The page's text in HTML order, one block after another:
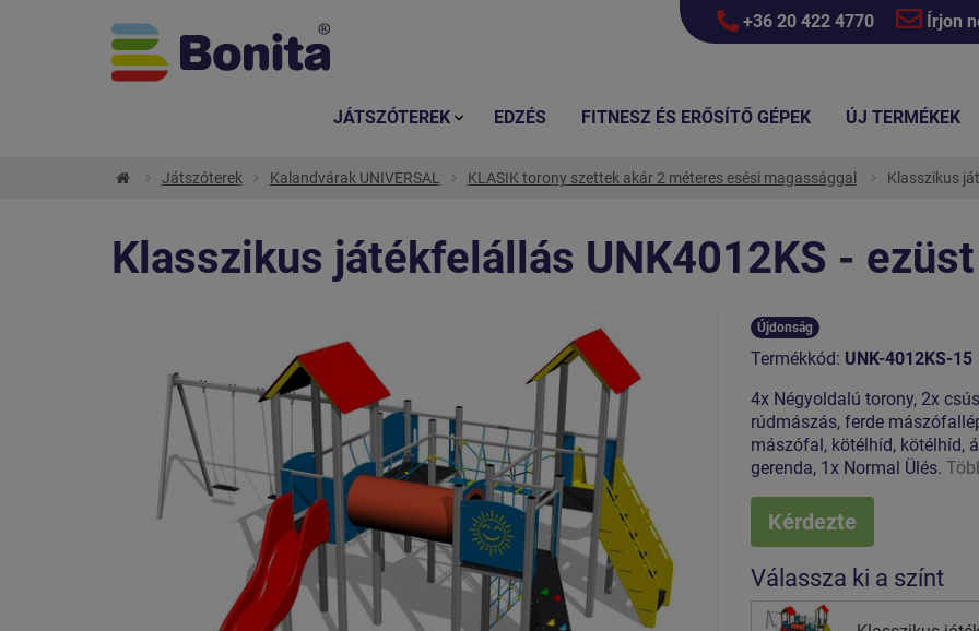
+36 20 422 4770 Írjon
Játszóterek Kalandvárak UNIVERSAL KLASIK torony szettek akár 2 méteres esési magassággal Klasszikus
Klasszikus játékfelállás UNK4012KS - ezüst
Újdonság
Termékkód: UNK-4012KS-15
4x Négyoldalú torony, 2x
rúdmászás, ferde
mászófal, kötélhíd, kötélhíd,
gerenda, 1x Normal Ülés.
Kérdezte
Válassza ki a színt
JÁTSZÓTEREK EDZÉS FITNESZ ÉS ERŐSÍTŐ GÉPEK ÚJ TERMÉKEK